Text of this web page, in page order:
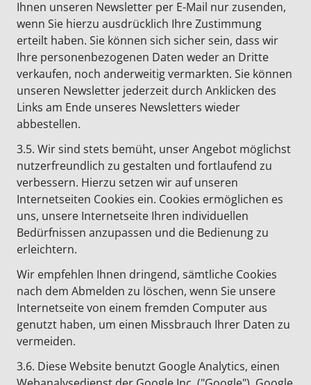
Ihnen unseren Newsletter per E-Mail nur zusenden,
wenn Sie hierzu ausdrücklich Ihre Zustimmung
erteilt haben. Sie können sich sicher sein, dass wir
Ihre personenbezogenen Daten weder an Dritte
verkaufen, noch anderweitig vermarkten. Sie können
unseren Newsletter jederzeit durch Anklicken des
Links am Ende unseres Newsletters wieder
abbestellen.
3.5. Wir sind stets bemüht, unser Angebot möglichst
nutzerfreundlich zu gestalten und fortlaufend zu
verbessern. Hierzu setzen wir auf unseren
Internetseiten Cookies ein. Cookies ermöglichen es
uns, unsere Internetseite Ihren individuellen
Bedürfnissen anzupassen und die Bedienung zu
erleichtern.
Wir empfehlen Ihnen dringend, sämtliche Cookies
nach dem Abmelden zu löschen, wenn Sie unsere
Internetseite von einem fremden Computer aus
genutzt haben, um einen Missbrauch Ihrer Daten zu
vermeiden.
3.6. Diese Website benutzt Google Analytics, einen